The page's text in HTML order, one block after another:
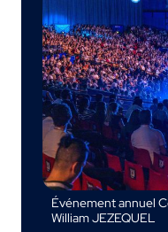
Événement annuel
William JEZEQUEL